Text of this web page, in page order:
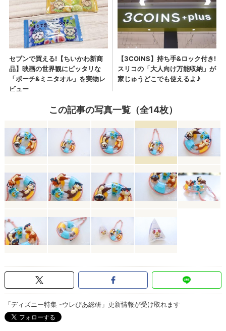
この記事の写真一覧（全14枚）
「ディズニー特集 -ウレぴあ総研」更新情報が受け取れます